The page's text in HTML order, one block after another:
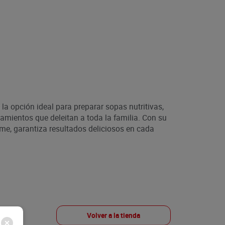
opción ideal para preparar sopas nutritivas,
que deleitan a toda la familia. Con su
garantiza resultados deliciosos en cada
Volver a la tienda